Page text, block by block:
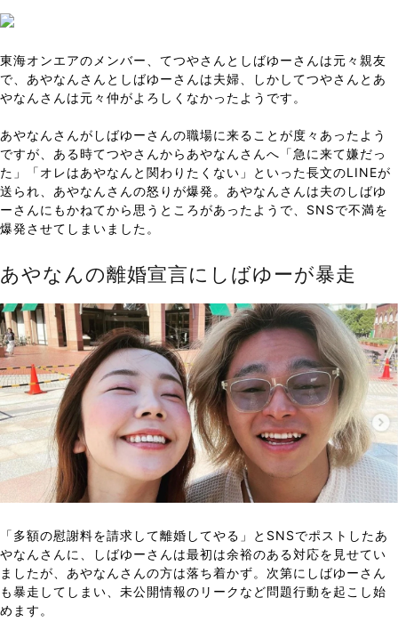
東海オンエアのメンバー、てつやさんとしばゆーさんは元々親友
で、あやなんさんとしばゆーさんは夫婦、しかしてつやさんとあ
やなんさんは元々仲がよろしくなかったようです。
あやなんさんがしばゆーさんの職場に来ることが度々あったよう
ですが、ある時てつやさんからあやなんさんへ「急に来て嫌だっ
た」「オレはあやなんと関わりたくない」といった長文のLINEが
送られ、あやなんさんの怒りが爆発。あやなんさんは夫のしばゆ
ーさんにもかねてから思うところがあったようで、SNSで不満を
爆発させてしまいました。
あやなんの離婚宣言にしばゆーが暴走
「多額の慰謝料を請求して離婚してやる」とSNSでポストしたあ
やなんさんに、しばゆーさんは最初は余裕のある対応を見せてい
ましたが、あやなんさんの方は落ち着かず。次第にしばゆーさん
も暴走してしまい、未公開情報のリークなど問題行動を起こし始
めます。